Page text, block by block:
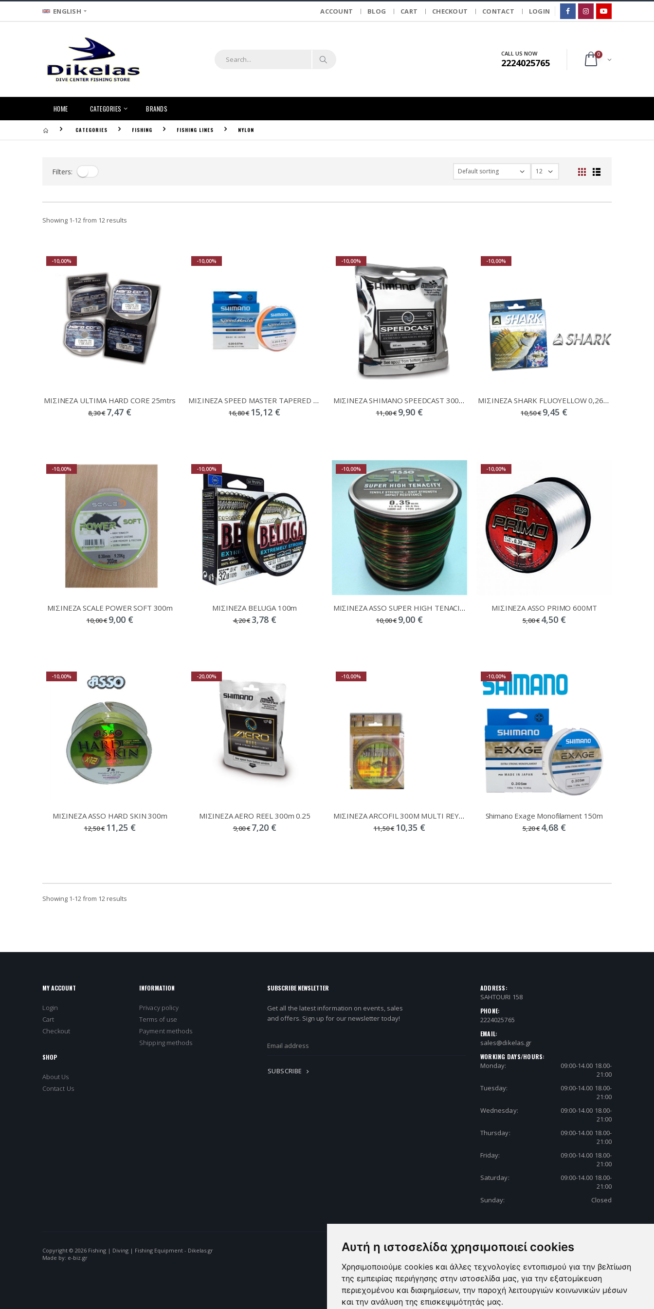
Αυτή η ιστοσελίδα χρησιμοποιεί cookies
Χρησιμοποιούμε cookies και άλλες τεχνολογίες εντοπισμού για την βελτίωση
της εμπειρίας περιήγησης στην ιστοσελίδα μας, για την εξατομίκευση
περιεχομένου και διαφημίσεων, την παροχή λειτουργιών κοινωνικών μέσων
και την ανάλυση της επισκεψιμότητάς μας.
ENGLISH ACCOUNT BLOG CART CHECKOUT CONTACT LOGIN
CALL US NOW
2224025765
0
HOME CATEGORIES BRANDS
CATEGORIES FISHING FISHING LINES NYLON
Filters:
Showing 1-12from 12 results
-10,00%
ΜΙΣΙΝΕΖΑ ULTIMA HARD CORE 25mtrs
8,30 €7,47 €
-10,00%
ΜΙΣΙΝΕΖΑ SPEED MASTER TAPERED SURF LINE 0,23-0,57 220m
16,80 €15,12 €
-10,00%
ΜΙΣΙΝΕΖΑ SHIMANO SPEEDCAST 300mtr
11,00 € 9,90 €
-10,00%
ΜΙΣΙΝΕΖΑ SHARK FLUOYELLOW 0,261mm 300m
10,50 €9,45 €
-10,00%
ΜΙΣΙΝΕΖΑ SCALE POWER SOFT 300m
10,00 € 9,00 €
-10,00%
ΜΙΣΙΝΕΖΑ BELUGA 100m
4,20 € 3,78 €
-10,00%
ΜΙΣΙΝΕΖΑ ASSO SUPER HIGH TENACITY 1000m
10,00 € 9,00 €
-10,00%
ΜΙΣΙΝΕΖΑ ASSO PRIMO 600MT
5,00 € 4,50 €
-10,00%
ΜΙΣΙΝΕΖΑ ASSO HARD SKIN 300m
12,50 € 11,25 €
-20,00%
ΜΙΣΙΝΕΖΑ AERO REEL 300m 0.25
9,00 € 7,20 €
-10,00%
ΜΙΣΙΝΕΖΑ ARCOFIL 300M MULTI REY Νο 0,40
11,50 € 10,35 €
-10,00%
Shimano Exage Monofilament 150m
5,20 € 4,68 €
Showing 1-12from 12 results
MY ACCOUNT
Login
Cart
Checkout
SHOP
About Us
Contact Us
INFORMATION
Privacy policy
Terms of use
Payment methods
Shipping methods
SUBSCRIBE NEWSLETTER
Get all the latest information on events, sales
and offers. Sign up for our newsletter today!
SUBSCRIBE
ADDRESS:
SAHTOURI 158
PHONE:
2224025765
EMAIL:
sales@dikelas.gr
WORKING DAYS/HOURS:
Monday:
09:00-14.00 18.00-
21:00
Tuesday:
09:00-14.00 18.00-
21:00
Wednesday:
09:00-14.00 18.00-
21:00
Thursday:
09:00-14.00 18.00-
21:00
Friday:
09:00-14.00 18.00-
21:00
Saturday:
09:00-14.00 18.00-
21:00
Sunday:
Closed
Copyright © 2026 Fishing | Diving | Fishing Equipment - Dikelas.gr
Made by: e-biz.gr